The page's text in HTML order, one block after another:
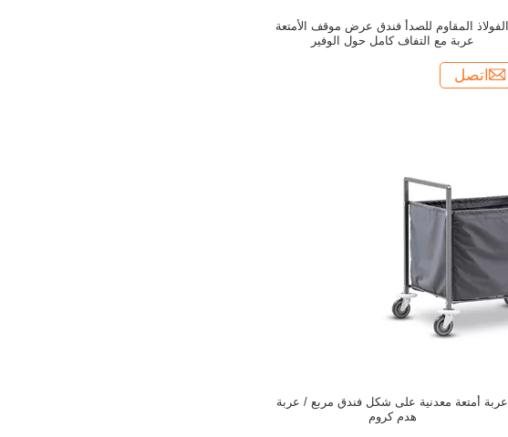
الفولاذ المقاوم للصدأ فندق عرض موقف الأمتعة
عربة مع التفاف كامل حول الوفير
اتصل
عربة أمتعة معدنية على شكل فندق مربع / عربة
هدم كروم